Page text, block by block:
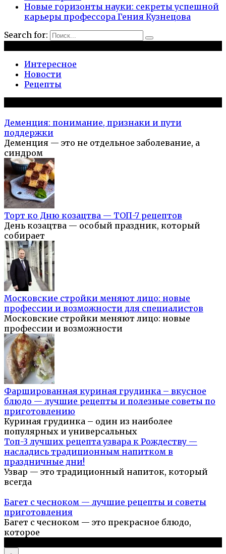
Новые горизонты науки: секреты успешной
карьеры профессора Гения Кузнецова
Search for:
Интересное
Новости
Рецепты
Деменция: понимание, признаки и пути
поддержки
Деменция — это не отдельное заболевание, а
синдром
Торт ко Дню козацтва — ТОП-7 рецептов
День козацтва — особый праздник, который
собирает
Московские стройки меняют лицо: новые
профессии и возможности для специалистов
Московские стройки меняют лицо: новые
профессии и возможности
Фаршированная куриная грудинка – вкусное
блюдо — лучшие рецепты и полезные советы по
приготовлению
Куриная грудинка – один из наиболее
популярных и универсальных
Топ-3 лучших рецепта узвара к Рождеству —
насладись традиционным напитком в
праздничные дни!
Узвар — это традиционный напиток, который
всегда
Багет с чесноком — лучшие рецепты и советы
приготовления
Багет с чесноком — это прекрасное блюдо,
которое